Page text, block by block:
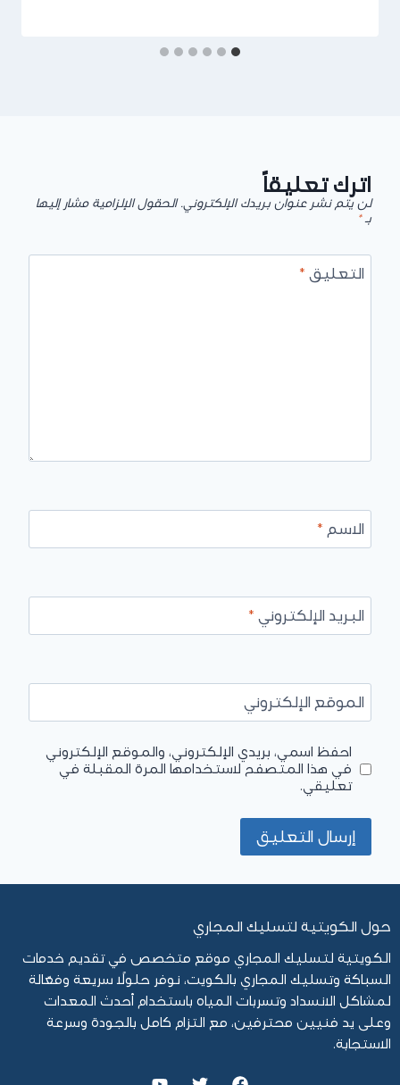
اترك تعليقاً
لن يتم نشر عنوان بريدك الإلكتروني. الحقول الإلزامية مشار إليها
بـ*
التعليق *
الاسم *
البريد الإلكتروني *
الموقع الإلكتروني
احفظ اسمي، بريدي الإلكتروني، والموقع الإلكتروني
في هذا المتصفح لاستخدامها المرة المقبلة في
تعليقي.
حول الكويتية لتسليك المجاري
الكويتية لتسليك المجاري موقع متخصص في تقديم خدمات
السباكة وتسليك المجاري بالكويت، نوفر حلولًا سريعة وفعّالة
لمشاكل الانسداد وتسربات المياه باستخدام أحدث المعدات
وعلى يد فنيين محترفين، مع التزام كامل بالجودة وسرعة
الاستجابة.